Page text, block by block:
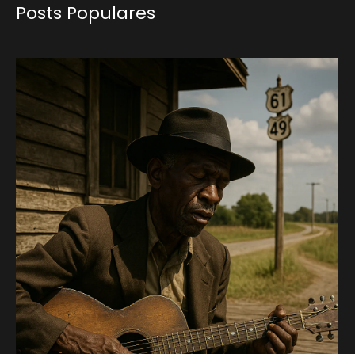
Posts Populares